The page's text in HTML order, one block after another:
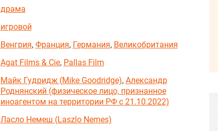
драма
игровой
Венгрия, Франция, Германия, Великобритания
Agat Films & Cie, Pallas Film
Майк Гудридж (Mike Goodridge), Александр
Роднянский (физическое лицо, признанное
иноагентом на территории РФ с 21.10.2022)
Ласло Немеш (Laszlo Nemes)